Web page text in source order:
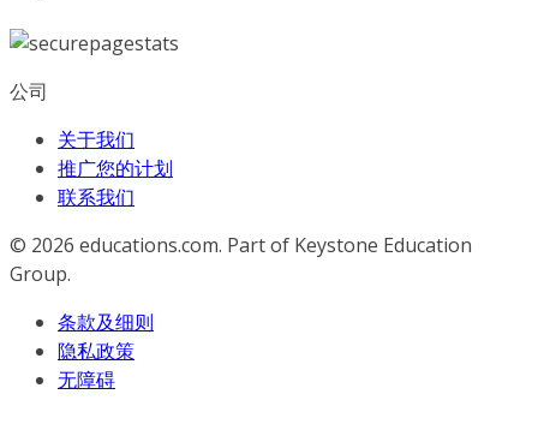
公司
关于我们
推广您的计划
联系我们
© 2026 educations.com. Part of Keystone Education
Group.
条款及细则
隐私政策
无障碍